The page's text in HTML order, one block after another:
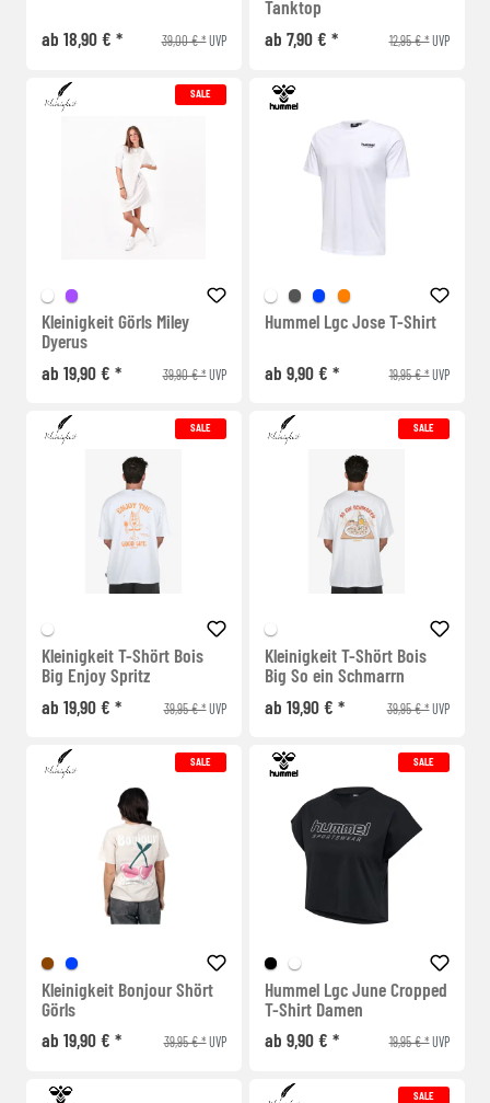
ab 18,90 € * 39,00 € *UVP
Tanktop
ab 7,90 € *
12,95 € *UVP
SALE
Kleinigkeit Görls Miley
Dyerus
ab 19,90 € *
39,90 € *UVP
Hummel Lgc Jose T-Shirt
ab 9,90 € * 19,95 € *UVP
SALE
Kleinigkeit T-Shört Bois
Big Enjoy Spritz
ab 19,90 € *
39,95 € *UVP
SALE
Kleinigkeit T-Shört Bois
Big So ein Schmarrn
ab 19,90 € *
39,95 € *UVP
SALE
Kleinigkeit Bonjour Shört
Görls
ab 19,90 € *
39,95 € *UVP
SALE
Hummel Lgc June Cropped
T-Shirt Damen
ab 9,90 € *
19,95 € *UVP
SALE